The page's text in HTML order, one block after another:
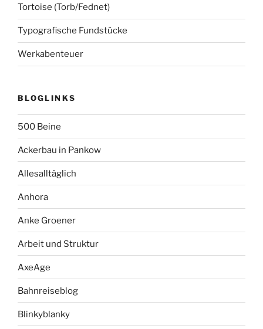
Tortoise (Torb/Fednet)
Typografische Fundstücke
Werkabenteuer
BLOGLINKS
500 Beine
Ackerbau in Pankow
Allesalltäglich
Anhora
Anke Groener
Arbeit und Struktur
AxeAge
Bahnreiseblog
Blinkyblanky